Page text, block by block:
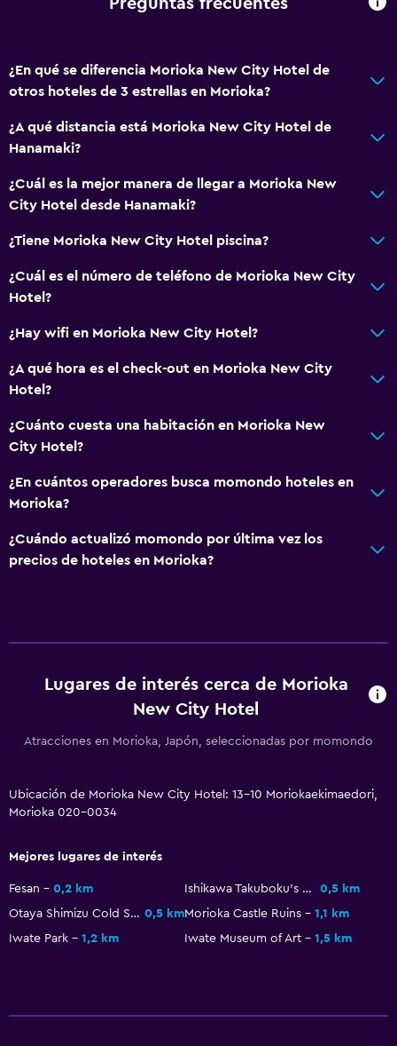
Preguntas frecuentes
¿En qué se diferencia Morioka New City Hotel de
otros hoteles de 3 estrellas en Morioka?
¿A qué distancia está Morioka New City Hotel de
Hanamaki?
¿Cuál es la mejor manera de llegar a Morioka New
City Hotel desde Hanamaki?
¿Tiene Morioka New City Hotel piscina?
¿Cuál es el número de teléfono de Morioka New City
Hotel?
¿Hay wifi en Morioka New City Hotel?
¿A qué hora es el check-out en Morioka New City
Hotel?
¿Cuánto cuesta una habitación en Morioka New
City Hotel?
¿En cuántos operadores busca momondo hoteles en
Morioka?
¿Cuándo actualizó momondo por última vez los
precios de hoteles en Morioka?
Lugares de interés cerca de Morioka
New City Hotel
Atracciones en Morioka, Japón, seleccionadas por momondo
Ubicación de Morioka New City Hotel: 13-10 Moriokaekimaedori,
Morioka 020-0034
Mejores lugares de interés
Fesan 0,2 km Ishikawa Takuboku's Residence When Newly Married
0,5 km
Otaya Shimizu Cold Spring 0,5 kmMorioka Castle Ruins
1,1 km
Iwate Park
1,2 km Iwate Museum of Art 1,5 km